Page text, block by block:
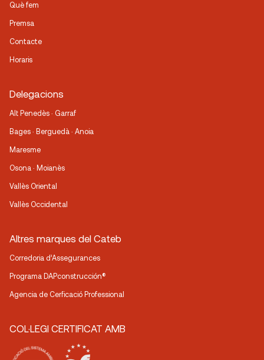
Què fem
Premsa
Contacte
Horaris
Delegacions
Alt Penedès · Garraf
Bages · Berguedà · Anoia
Maresme
Osona · Moianès
Vallès Oriental
Vallès Occidental
Altres marques del Cateb
Corredoria d’Assegurances
Programa DAPconstrucción®
Agencia de Cerficació Professional
COL·LEGI CERTIFICAT AMB